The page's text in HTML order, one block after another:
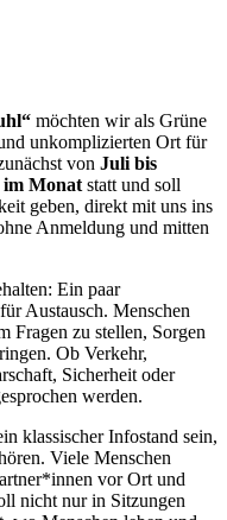
möchten wir als Grüne
unkomplizierten Ort für
von Juli bis
im Monat statt und soll
geben, direkt mit uns ins
Anmeldung und mitten
Ein paar
Austausch. Menschen
Fragen zu stellen, Sorgen
Ob Verkehr,
Sicherheit oder
werden.
klassischer Infostand sein,
Viele Menschen
vor Ort und
nicht nur in Sitzungen